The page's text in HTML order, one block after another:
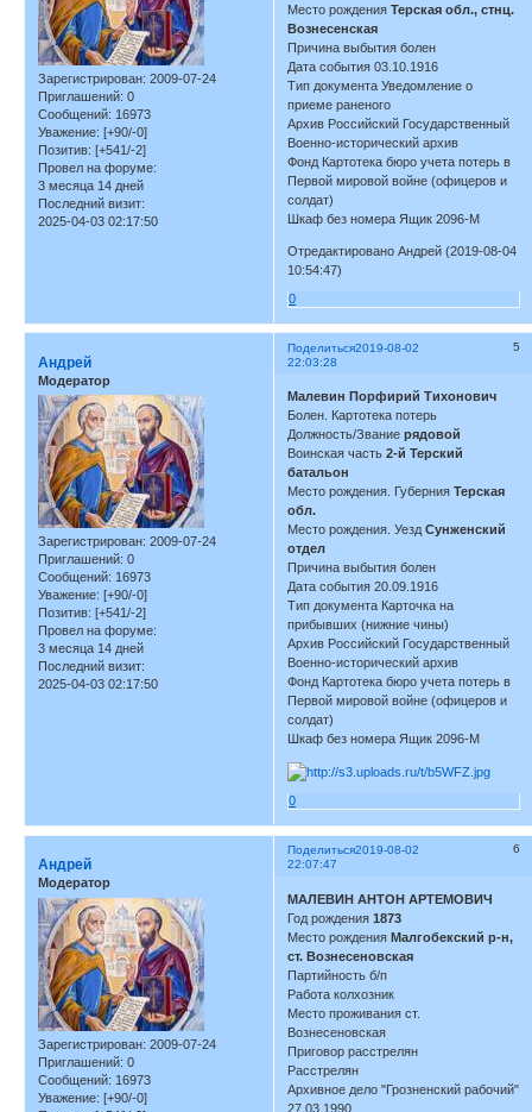
Зарегистрирован: 2009-07-24
Приглашений: 0
Сообщений: 16973
Уважение: [+90/-0]
Позитив: [+541/-2]
Провел на форуме:
3 месяца 14 дней
Последний визит:
2025-04-03 02:17:50
Место рожденияТерская обл., стнц.
Вознесенская
Причина выбытия болен
Дата события 03.10.1916
Тип документа Уведомление о
приеме раненого
Архив Российский Государственный
Военно-исторический архив
Фонд Картотека бюро учета потерь в
Первой мировой войне (офицеров и
солдат)
Шкаф без номера Ящик 2096-М
Отредактировано Андрей (2019-08-04
10:54:47)
0
Поделиться 5
2019-08-02
22:03:28
Андрей
Модератор
Зарегистрирован: 2009-07-24
Приглашений: 0
Сообщений: 16973
Уважение: [+90/-0]
Позитив: [+541/-2]
Провел на форуме:
3 месяца 14 дней
Последний визит:
2025-04-03 02:17:50
Малевин Порфирий Тихонович
Болен. Картотека потерь
Должность/Званиерядовой
Воинская часть2-й Терский
батальон
Место рождения. ГубернияТерская
обл.
Место рождения. УездСунженский
отдел
Причина выбытия болен
Дата события 20.09.1916
Тип документа Карточка на
прибывших (нижние чины)
Архив Российский Государственный
Военно-исторический архив
Фонд Картотека бюро учета потерь в
Первой мировой войне (офицеров и
солдат)
Шкаф без номера Ящик 2096-М
0
Поделиться 6
2019-08-02
22:07:47
Андрей
Модератор
Зарегистрирован: 2009-07-24
Приглашений: 0
Сообщений: 16973
Уважение: [+90/-0]
МАЛЕВИН АНТОН АРТЕМОВИЧ
Год рождения1873
Место рожденияМалгобекский р-н,
ст. Вознесеновская
Партийность б/п
Работа колхозник
Место проживания ст.
Вознесеновская
Приговор расстрелян
Расстрелян
Архивное дело "Грозненский рабочий"
27.03.1990